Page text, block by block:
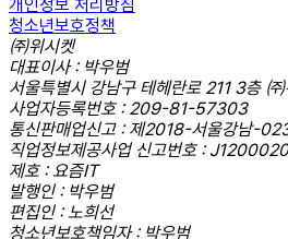
개인정보 처리방침
청소년보호정책
㈜위시켓
대표이사 : 박우범
서울특별시 강남구 테헤란로 211 3층
사업자등록번호 : 209-81-57303
통신판매업신고 : 제2018-서울강남-
직업정보제공사업 신고번호 :
제호 : 요즘IT
발행인 : 박우범
편집인 : 노희선
청소년보호책임자 : 박우범